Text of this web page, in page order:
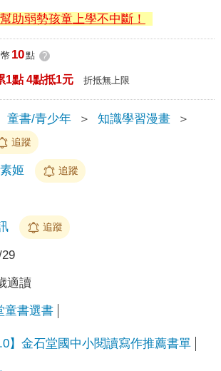
助弱勢孩童上學不中斷！
10點 ?
1點 4點抵1元 折抵無上限
童書/青少年 ＞ 知識學習漫畫
＞
追蹤
姬 追蹤
追蹤
適讀
童書選書
】金石堂國中小閱讀寫作推薦書單